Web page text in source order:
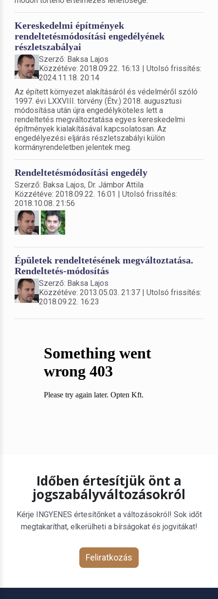
Kereskedelmi építmények
rendeltetésmódosítási engedélyének
részletszabályai
Szerző: Baksa Lajos
Közzétéve: 2018.09.22. 16:13 | Utolsó frissítés:
2024.11.18. 20:14
Az épített környezet alakításáról és védelméről szóló
1997. évi LXXVIII. törvény (Étv.) 2018. augusztusi
módosítása után újra engedélyköteles lett a
rendeltetés megváltoztatása egyes kereskedelmi
építmények kialakításával kapcsolatosan. Az
engedélyezési eljárás részletszabályi külön
kormányrendeletben jelentek meg.
Rendeltetésmódosítási engedély
Szerző: Baksa Lajos, Dr. Jámbor Attila
Közzétéve: 2018.09.22. 16:01 | Utolsó frissítés:
2018.10.08. 21:56
Épületek rendeltetésének megváltoztatása.
Rendeltetés-módosítás
Szerző: Baksa Lajos
Közzétéve: 2013.05.03. 21:37 | Utolsó frissítés:
2018.09.22. 16:23
Időben értesítjük önt a
jogszabályváltozásokról
Kérje INGYENES értesítőnket a változásokról! Sok időt
megtakaríthat, elkerülheti a bírságokat és jogvitákat!
Feliratkozás